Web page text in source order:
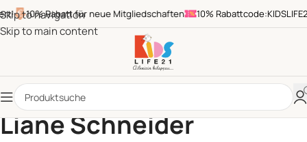
Skip to navigation
Skip to main content
10% Rabatt für neue Mitgliedschaften 10% Rabattcode:KIDSLIFE21
Liane Schneider